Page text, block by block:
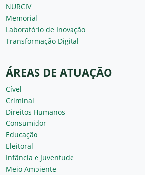
NURCIV
Memorial
Laboratório de Inovação
Transformação Digital
ÁREAS DE ATUAÇÃO
Cível
Criminal
Direitos Humanos
Consumidor
Educação
Eleitoral
Infância e Juventude
Meio Ambiente